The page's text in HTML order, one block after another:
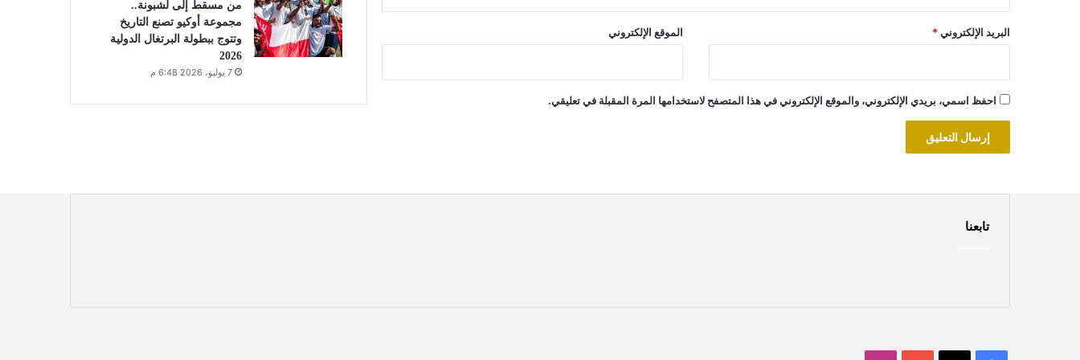
البريد الإلكتروني* الموقع الإلكتروني
احفظ اسمي، بريدي الإلكتروني، والموقع الإلكتروني في هذا المتصفح لاستخدامها المرة المقبلة في تعليقي.
من مسقط إلى لشبونة..
مجموعة أوكيو تصنع التاريخ
وتتوج ببطولة البرتغال الدولية
2026
7 يوليو، 2026 6:48 م
تابعنا